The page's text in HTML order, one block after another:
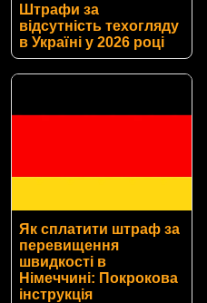
Штрафи за
відсутність техогляду
в Україні у 2026 році
Як сплатити штраф за
перевищення
швидкості в
Німеччині: Покрокова
інструкція